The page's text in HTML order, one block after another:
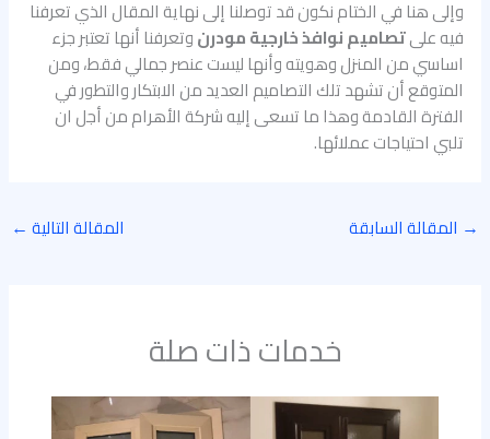
وإلى هنا في الختام نكون قد توصلنا إلى نهاية المقال الذي تعرفنا
فيه علىتصاميم نوافذ خارجية مودرنوتعرفنا أنها تعتبر جزء
اساسي من المنزل وهويته وأنها ليست عنصر جمالي فقط، ومن
المتوقع أن تشهد تلك التصاميم العديد من الابتكار والتطور في
الفترة القادمة وهذا ما تسعى إليه شركة الأهرام من أجل ان
تلبي احتياجات عملائها.
→ المقالة السابقة المقالة التالية ←
خدمات ذات صلة